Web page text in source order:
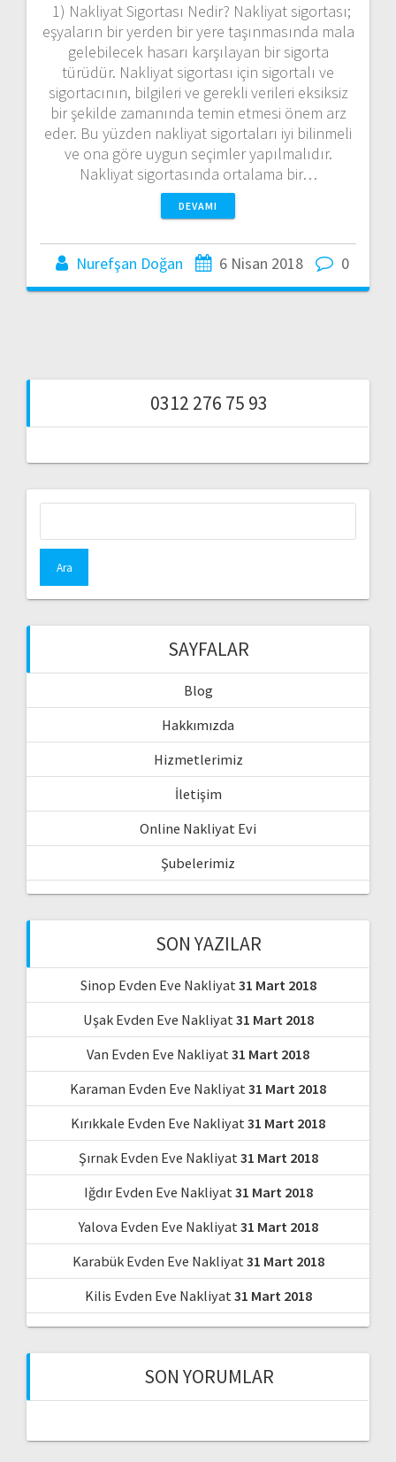
1) Nakliyat Sigortası Nedir? Nakliyat sigortası;
eşyaların bir yerden bir yere taşınmasında mala
gelebilecek hasarı karşılayan bir sigorta
türüdür. Nakliyat sigortası için sigortalı ve
sigortacının, bilgileri ve gerekli verileri eksiksiz
bir şekilde zamanında temin etmesi önem arz
eder. Bu yüzden nakliyat sigortaları iyi bilinmeli
ve ona göre uygun seçimler yapılmalıdır.
Nakliyat sigortasında ortalama bir…
DEVAMI
Nurefşan Doğan 6 Nisan 2018 0
0312 276 75 93
SAYFALAR
Blog
Hakkımızda
Hizmetlerimiz
İletişim
Online Nakliyat Evi
Şubelerimiz
SON YAZILAR
Sinop Evden Eve Nakliyat31 Mart 2018
Uşak Evden Eve Nakliyat31 Mart 2018
Van Evden Eve Nakliyat31 Mart 2018
Karaman Evden Eve Nakliyat31 Mart 2018
Kırıkkale Evden Eve Nakliyat31 Mart 2018
Şırnak Evden Eve Nakliyat31 Mart 2018
Iğdır Evden Eve Nakliyat31 Mart 2018
Yalova Evden Eve Nakliyat31 Mart 2018
Karabük Evden Eve Nakliyat31 Mart 2018
Kilis Evden Eve Nakliyat31 Mart 2018
SON YORUMLAR